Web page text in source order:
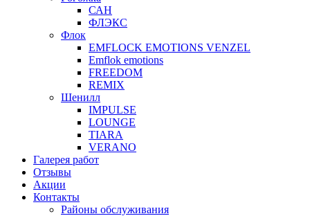
САН
ФЛЭКС
Флок
EMFLOCK EMOTIONS VENZEL
Emflok emotions
FREEDOM
REMIX
Шенилл
IMPULSE
LOUNGE
TIARA
VERANO
Галерея работ
Отзывы
Акции
Контакты
Районы обслуживания